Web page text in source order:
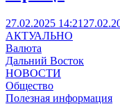
27.02.2025 14:21
АКТУАЛЬНО
Валюта
Дальний Восток
НОВОСТИ
Общество
Полезная информация